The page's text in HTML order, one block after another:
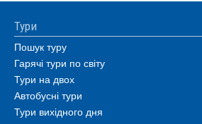
Тури
Пошук туру
Гарячі тури по світу
Тури на двох
Автобусні тури
Тури вихідного дня